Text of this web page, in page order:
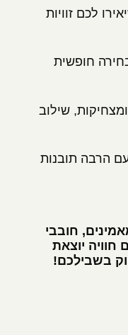
לכם זוויות
חופשית
שילוב
הרבה תובנות
חובבי
יוצאת
בשבילכם!